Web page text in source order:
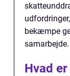
bekæmpe
samarbejde.
Hvad